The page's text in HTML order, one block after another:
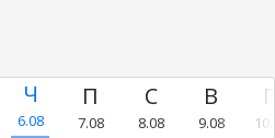
6.08 7.08 8.08 9.08